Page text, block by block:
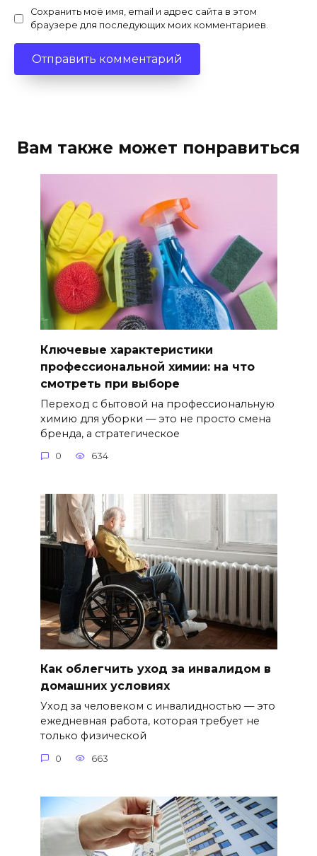
Сохранить моё имя, email и адрес сайта в этом
браузере для последующих моих комментариев.
Вам также может понравиться
Ключевые характеристики
профессиональной химии: на что
смотреть при выборе
Переход с бытовой на профессиональную
химию для уборки — это не просто смена
бренда, а стратегическое
0 634
Как облегчить уход за инвалидом в
домашних условиях
Уход за человеком с инвалидностью — это
ежедневная работа, которая требует не
только физической
0 663